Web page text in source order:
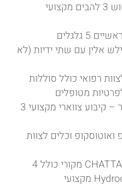
סט לרינגוסקופ מקינטוש 3 להבים מקצועי
אלין עם שתי ידיות (לא
רפואי כולל סוללות
צווארון מתכוונן למבוגר – קיבוע צווארי מקצועי 3
וכלים לצוות
הידרוקולטור CHATTANOOGA מקורי כולל 4
כריות חימום – Hydrocollator מקצועי